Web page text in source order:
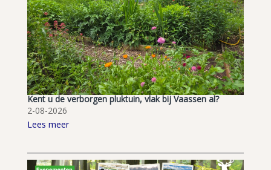
Kent u de verborgen pluktuin, vlak bij Vaassen al?
2-08-2026
Lees meer